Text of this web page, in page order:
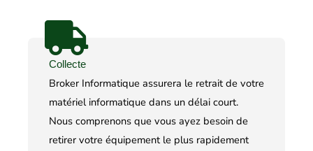
Collecte
Broker Informatique assurera le retrait de votre
matériel informatique dans un délai court.
Nous comprenons que vous ayez besoin de
retirer votre équipement le plus rapidement